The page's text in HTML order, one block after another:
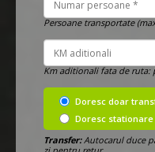
Persoane transportate
Km aditionali fata de ruta:
Doresc doar
Doresc
Transfer:Autocarul duce